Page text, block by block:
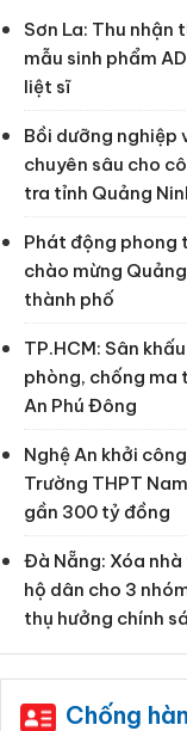
Sơn La: Thu nhận
mẫu sinh phẩm
liệt sĩ
Bồi dưỡng nghiệp
chuyên sâu cho
tra tỉnh Quảng
Phát động phong
chào mừng
thành phố
TP.HCM: Sân
phòng, chống ma
An Phú Đông
Nghệ An khởi
Trường THPT
gần 300 tỷ đồng
Đà Nẵng: Xóa
hộ dân cho 3
thụ hưởng chính
Chống